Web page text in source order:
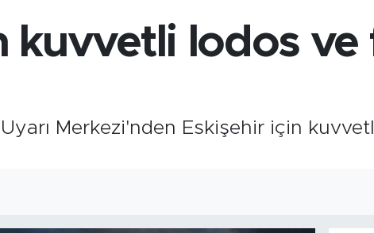
kuvvetli lodos ve
Merkezi'nden Eskişehir için